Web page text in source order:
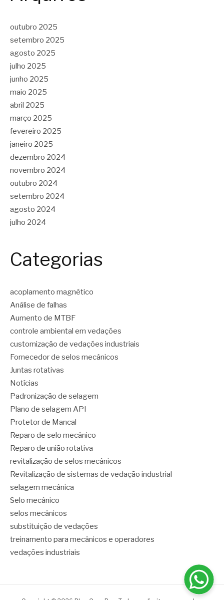
outubro 2025
setembro 2025
agosto 2025
julho 2025
junho 2025
maio 2025
abril 2025
março 2025
fevereiro 2025
janeiro 2025
dezembro 2024
novembro 2024
outubro 2024
setembro 2024
agosto 2024
julho 2024
Categorias
acoplamento magnético
Análise de falhas
Aumento de MTBF
controle ambiental em vedações
customização de vedações industriais
Fornecedor de selos mecânicos
Juntas rotativas
Notícias
Padronização de selagem
Plano de selagem API
Protetor de Mancal
Reparo de selo mecânico
Reparo de união rotativa
revitalização de selos mecânicos
Revitalização de sistemas de vedação industrial
selagem mecânica
Selo mecânico
selos mecânicos
substituição de vedações
treinamento para mecânicos e operadores
vedações industriais